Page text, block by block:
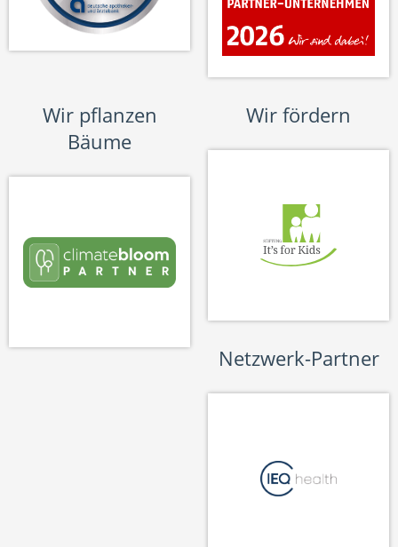
Wir pflanzen
Bäume
Wir fördern
Netzwerk-Partner